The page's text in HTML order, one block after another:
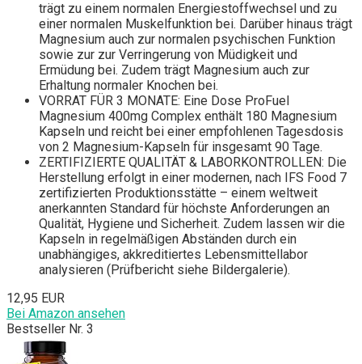
trägt zu einem normalen Energiestoffwechsel und zu
einer normalen Muskelfunktion bei. Darüber hinaus trägt
Magnesium auch zur normalen psychischen Funktion
sowie zur zur Verringerung von Müdigkeit und
Ermüdung bei. Zudem trägt Magnesium auch zur
Erhaltung normaler Knochen bei.
VORRAT FÜR 3 MONATE: Eine Dose ProFuel
Magnesium 400mg Complex enthält 180 Magnesium
Kapseln und reicht bei einer empfohlenen Tagesdosis
von 2 Magnesium-Kapseln für insgesamt 90 Tage.
ZERTIFIZIERTE QUALITÄT & LABORKONTROLLEN: Die
Herstellung erfolgt in einer modernen, nach IFS Food 7
zertifizierten Produktionsstätte – einem weltweit
anerkannten Standard für höchste Anforderungen an
Qualität, Hygiene und Sicherheit. Zudem lassen wir die
Kapseln in regelmäßigen Abständen durch ein
unabhängiges, akkreditiertes Lebensmittellabor
analysieren (Prüfbericht siehe Bildergalerie).
12,95 EUR
Bei Amazon ansehen
Bestseller Nr. 3